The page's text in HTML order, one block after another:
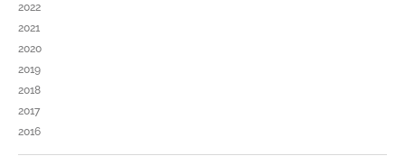
2022
2021
2020
2019
2018
2017
2016